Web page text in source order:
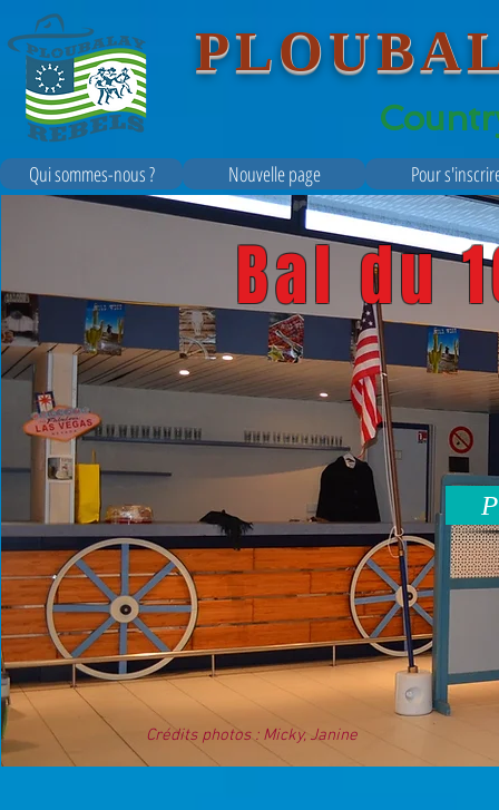
Qui sommes-nous ? Nouvelle page Pour
Bal du
Crédits photos : Micky, Janine